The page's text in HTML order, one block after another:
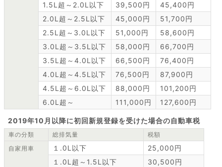
1.5L超～2.0L以下
39,500円
45,400円
2.0L超～2.5L以下
45,000円
51,700円
2.5L超～3.0L以下
51,000円
58,600円
3.0L超～3.5L以下
58,000円
66,700円
3.5L超～4.0L以下
66,500円
76,400円
4.0L超～4.5L以下
76,500円
87,900円
4.5L超～6.0L以下
88,000円
101,200円
6.0L超～
111,000円 127,600円
2019年10月以降に初回新規登録を受けた場合の自動車税
車の分類 総排気量
税額
自家用車
１.0L以下
25,000円
１.0L超～1.5L以下
30,500円